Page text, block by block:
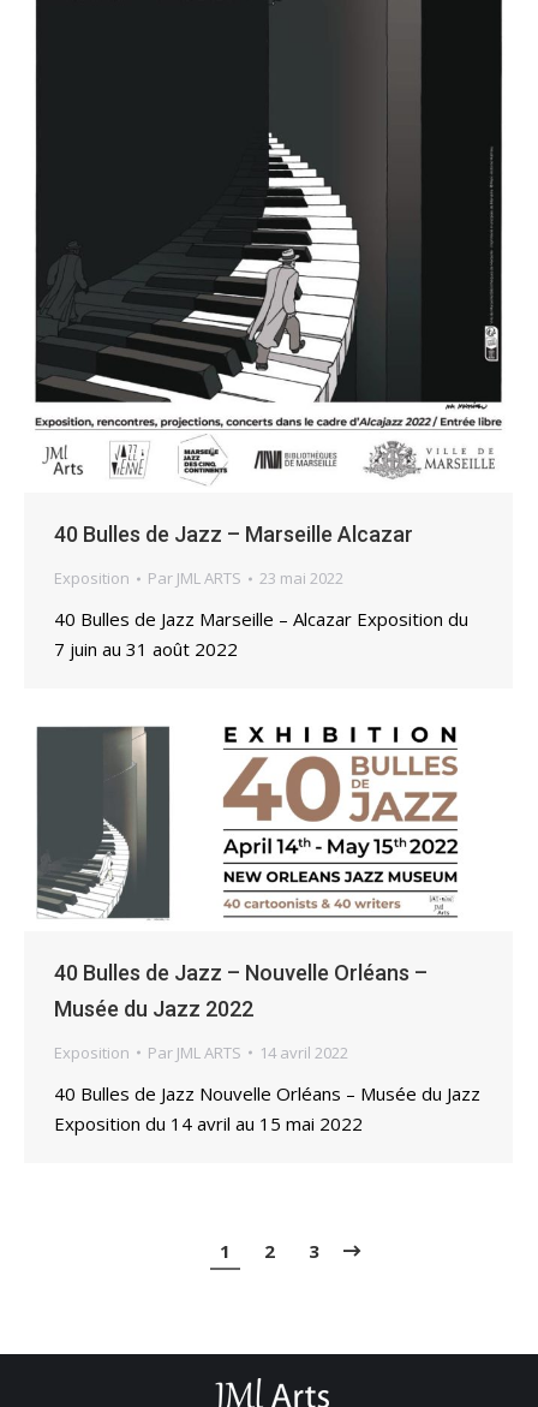
40 Bulles de Jazz – Marseille Alcazar
Exposition Par JML ARTS 23 mai 2022
40 Bulles de Jazz Marseille – Alcazar Exposition du
7 juin au 31 août 2022
40 Bulles de Jazz – Nouvelle Orléans –
Musée du Jazz 2022
Exposition Par JML ARTS 14 avril 2022
40 Bulles de Jazz Nouvelle Orléans – Musée du Jazz
Exposition du 14 avril au 15 mai 2022
1 2 3